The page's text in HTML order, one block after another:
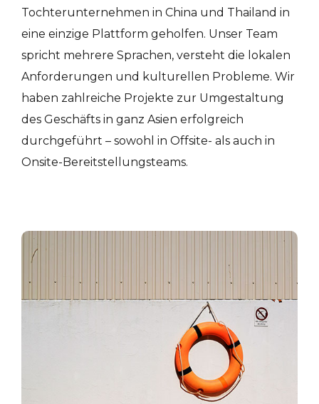
Tochterunternehmen in China und Thailand in
eine einzige Plattform geholfen. Unser Team
spricht mehrere Sprachen, versteht die lokalen
Anforderungen und kulturellen Probleme. Wir
haben zahlreiche Projekte zur Umgestaltung
des Geschäfts in ganz Asien erfolgreich
durchgeführt – sowohl in Offsite- als auch in
Onsite-Bereitstellungsteams.